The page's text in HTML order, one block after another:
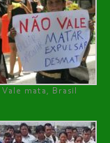
Vale mata, Brasil